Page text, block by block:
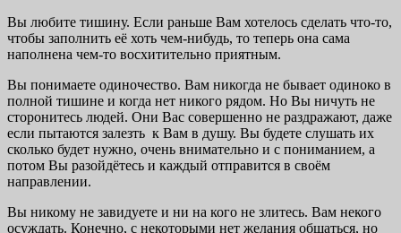
Вы любите тишину. Если раньше Вам хотелось сделать что-то,
чтобы заполнить её хоть чем-нибудь, то теперь она сама
наполнена чем-то восхитительно приятным.
Вы понимаете одиночество. Вам никогда не бывает одиноко в
полной тишине и когда нет никого рядом. Но Вы ничуть не
сторонитесь людей. Они Вас совершенно не раздражают, даже
если пытаются залезть к Вам в душу. Вы будете слушать их
сколько будет нужно, очень внимательно и с пониманием, а
потом Вы разойдётесь и каждый отправится в своём
направлении.
Вы никому не завидуете и ни на кого не злитесь. Вам некого
осуждать. Конечно, с некоторыми нет желания общаться, но